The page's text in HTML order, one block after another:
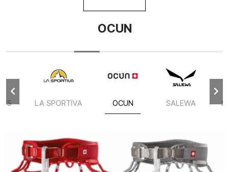
OCUN
LA SPORTIVA OCUN SALEWA